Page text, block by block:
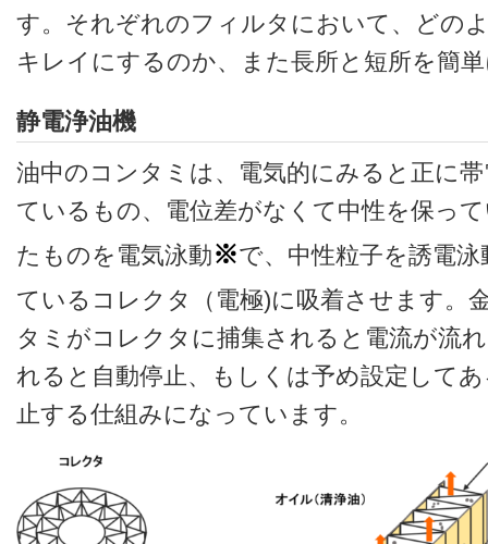
す。それぞれのフィルタにおいて、どの
キレイにするのか、また長所と短所を簡
静電浄油機
油中のコンタミは、電気的にみると正に
ているもの、電位差がなくて中性を保っ
たものを電気泳動※で、中性粒子を誘電泳
ているコレクタ（電極)に吸着させます。
タミがコレクタに捕集されると電流が流
れると自動停止、もしくは予め設定して
止する仕組みになっています。